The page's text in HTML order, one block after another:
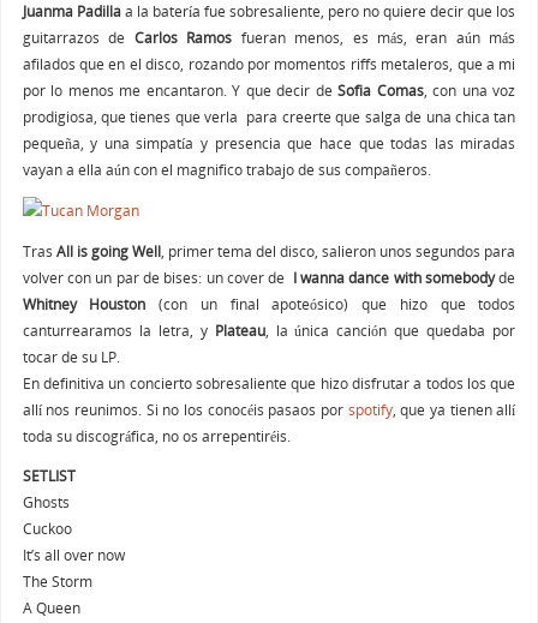
Juanma Padillaa la batería fue sobresaliente, pero no quiere decir que los
guitarrazos de Carlos Ramos fueran menos, es más, eran aún más
afilados que en el disco, rozando por momentos riffs metaleros, que a mi
por lo menos me encantaron. Y que decir deSofia Comas, con una voz
prodigiosa, que tienes que verla para creerte que salga de una chica tan
pequeña, y una simpatía y presencia que hace que todas las miradas
vayan a ella aún con el magnifico trabajo de sus compañeros.
Tras All is going Well, primer tema del disco, salieron unos segundos para
volver con un par de bises: un cover de I wanna dance with somebodyde
Whitney Houston (con un final apoteósico) que hizo que todos
canturrearamos la letra, y Plateau, la única canción que quedaba por
tocar de su LP.
En definitiva un concierto sobresaliente que hizo disfrutar a todos los que
allí nos reunimos. Si no los conocéis pasaos por spotify, que ya tienen allí
toda su discográfica, no os arrepentiréis.
SETLIST
Ghosts
Cuckoo
It’s all over now
The Storm
A Queen